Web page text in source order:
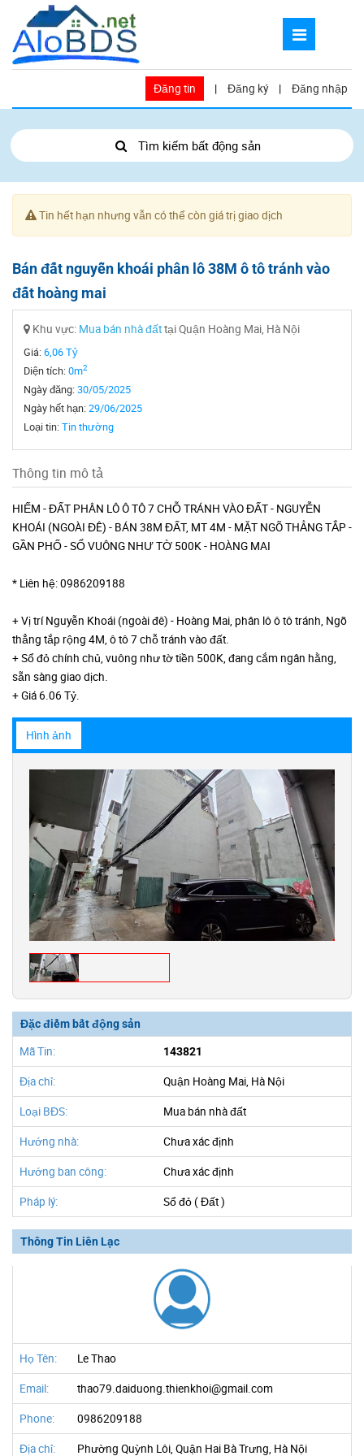
Đăng tin | Đăng ký | Đăng nhập
Tìm kiếm bất động sản
Tin hết hạn nhưng vẫn có thể còn giá trị giao dịch
Bán đất nguyễn khoái phân lô 38M ô tô tránh vào
đất hoàng mai
Khu vực: Mua bán nhà đấttại Quận Hoàng Mai, Hà Nội
Giá:6,06 Tỷ
Diện tích:0m2
Ngày đăng:30/05/2025
Ngày hết hạn:29/06/2025
Loại tin:Tin thường
Thông tin mô tả
HIẾM - ĐẤT PHÂN LÔ Ô TÔ 7 CHỖ TRÁNH VÀO ĐẤT - NGUYỄN
KHOÁI (NGOÀI ĐÊ) - BÁN 38M ĐẤT, MT 4M - MẶT NGÕ THẲNG TẮP -
GẦN PHỐ - SỔ VUÔNG NHƯ TỜ 500K - HOÀNG MAI
* Liên hệ: 0986209188
+ Vị trí Nguyễn Khoái (ngoài đê) - Hoàng Mai, phân lô ô tô tránh, Ngõ
thẳng tắp rộng 4M, ô tô 7 chỗ tránh vào đất.
+ Sổ đỏ chính chủ, vuông như tờ tiền 500K, đang cắm ngân hằng,
sẵn sàng giao dịch.
+ Giá 6.06 Tỷ.
Hình ảnh
Đặc điểm bất động sản
Mã Tin: 143821
Địa chỉ: Quận Hoàng Mai, Hà Nội
Loại BĐS: Mua bán nhà đất
Hướng nhà: Chưa xác định
Hướng ban công: Chưa xác định
Pháp lý: Sổ đỏ ( Đất )
Thông Tin Liên Lạc
Họ Tên: Le Thao
Email: thao79.daiduong.thienkhoi@gmail.com
Phone: 0986209188
Địa chỉ: Phường Quỳnh Lôi, Quận Hai Bà Trưng, Hà Nội